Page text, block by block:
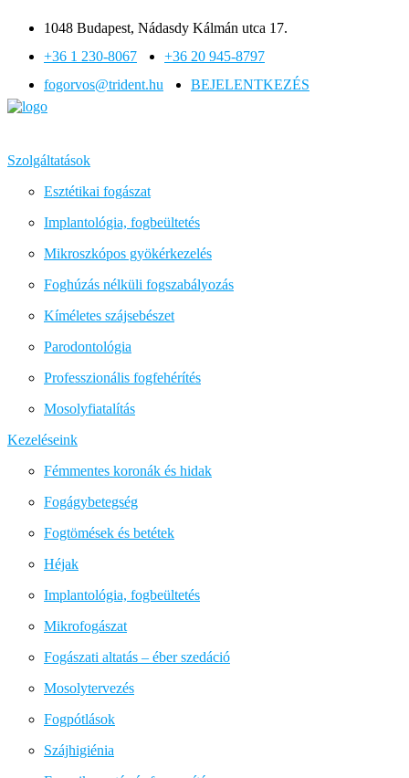
1048 Budapest, Nádasdy Kálmán utca 17.
+36 1 230-8067
+36 20 945-8797
fogorvos@trident.hu
BEJELENTKEZÉS
Szolgáltatások
Esztétikai fogászat
Implantológia, fogbeültetés
Mikroszkópos gyökérkezelés
Foghúzás nélküli fogszabályozás
Kíméletes szájsebészet
Parodontológia
Professzionális fogfehérítés
Mosolyfiatalítás
Kezeléseink
Fémmentes koronák és hidak
Fogágybetegség
Fogtömések és betétek
Héjak
Implantológia, fogbeültetés
Mikrofogászat
Fogászati altatás – éber szedáció
Mosolytervezés
Fogpótlások
Szájhigiénia